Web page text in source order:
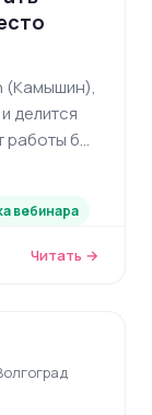
(Камышин),
делится
без
вебинара
Читать →